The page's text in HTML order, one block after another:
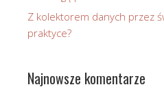
Z kolektorem danych przez
praktyce?
Najnowsze komentarze